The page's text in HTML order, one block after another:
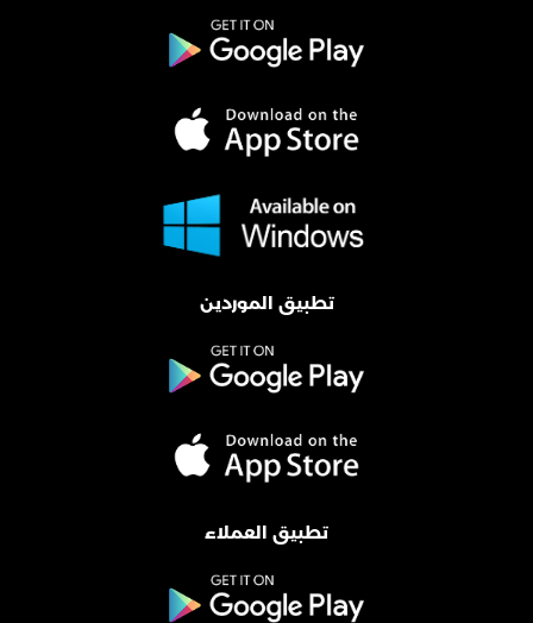
تطبيق الموردين
تطبيق العملاء